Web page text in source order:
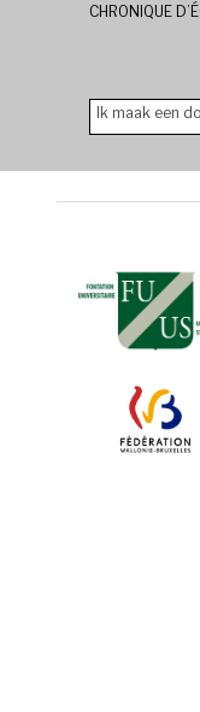
CHRONIQUE
Ik maak een